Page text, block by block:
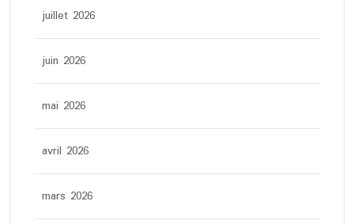
juillet 2026
juin 2026
mai 2026
avril 2026
mars 2026